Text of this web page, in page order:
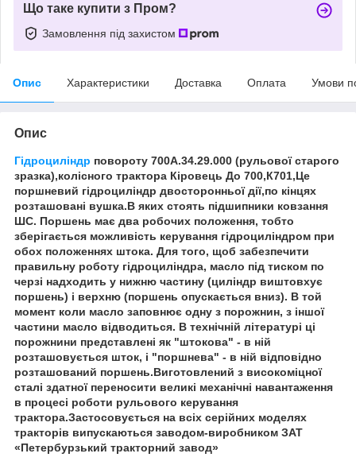
Що таке купити з Пром?
Замовлення під захистом
Опис Характеристики Доставка Оплата Умови
Опис
Гідроциліндр повороту 700А.34.29.000 (рульової старого
зразка),колісного трактора Кіровець До 700,К701,Це
поршневий гідроциліндр двосторонньої дії,по кінцях
розташовані вушка.В яких стоять підшипники ковзання
ШС. Поршень має два робочих положення, тобто
зберігається можливість керування гідроциліндром при
обох положеннях штока. Для того, щоб забезпечити
правильну роботу гідроциліндра, масло під тиском по
черзі надходить у нижню частину (циліндр виштовхує
поршень) і верхню (поршень опускається вниз). В той
момент коли масло заповнює одну з порожнин, з іншої
частини масло відводиться. В технічній літературі ці
порожнини представлені як "штокова" - в ній
розташовується шток, і "поршнева" - в ній відповідно
розташований поршень.Виготовлений з високоміцної
сталі здатної переносити великі механічні навантаження
в процесі роботи рульового керування
трактора.Застосовується на всіх серійних моделях
тракторів випускаються заводом-виробником ЗАТ
«Петербурзький тракторний завод»